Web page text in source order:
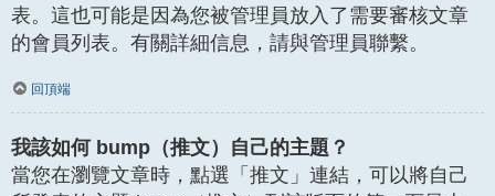
表。這也可能是因為您被管理員放入了需要審核文章
的會員列表。有關詳細信息，請與管理員聯繫。
回頂端
我該如何 bump（推文）自己的主題？
當您在瀏覽文章時，點選「推文」連結，可以將自己